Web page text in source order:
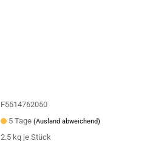
F5514762050
5 Tage (Ausland abweichend)
2.5kg je Stück